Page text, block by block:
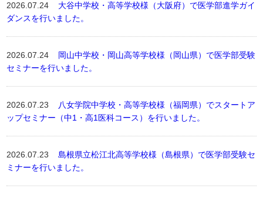
2026.07.24 大谷中学校・高等学校様（大阪府）で医学部進学ガイ
ダンスを行いました。
2026.07.24 岡山中学校・岡山高等学校様（岡山県）で医学部受験
セミナーを行いました。
2026.07.23
八女学院中学校・高等学校様（福岡県）でスタートア
ップセミナー（中1・高1医科コース）を行いました。
2026.07.23島根県立松江北高等学校様（島根県）で医学部受験セ
ミナーを行いました。